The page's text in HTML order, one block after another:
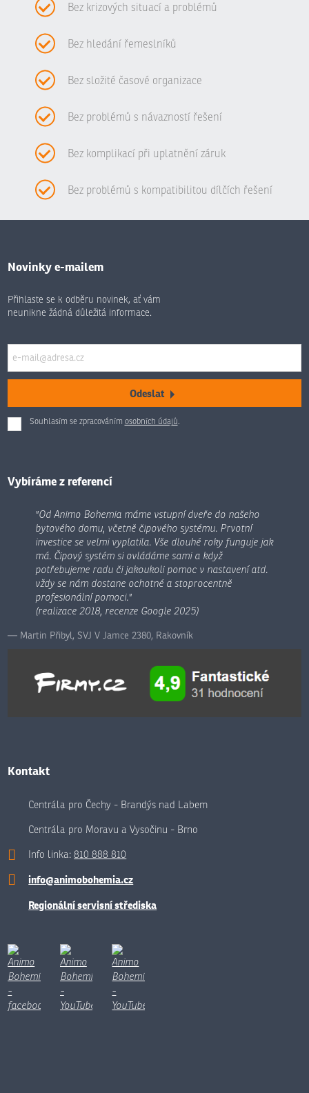
Bez krizových situací a problémů
Bez hledání řemeslníků
Bez složité časové organizace
Bez problémů s návazností řešení
Bez komplikací při uplatnění záruk
Bez problémů s kompatibilitou dílčích řešení
Novinky e-mailem
Přihlaste se k odběru novinek, ať vám
neunikne žádná důležitá informace.
Odeslat
Souhlasím se zpracováním osobních údajů.
Formulář
odeslat.
Vybíráme z referencí
"Od Animo Bohemia máme vstupní dveře do našeho
bytového domu, včetně čipového systému. Prvotní
investice se velmi vyplatila. Vše dlouhé roky funguje jak
má. Čipový systém si ovládáme sami a když
potřebujeme radu či jakoukoli pomoc v nastavení atd.
vždy se nám dostane ochotné a stoprocentně
profesionální pomoci."
(realizace 2018, recenze Google 2025)
Martin Přibyl, SVJ V Jamce 2380, Rakovník
Kontakt
Centrála pro Čechy - Brandýs nad Labem
Centrála pro Moravu a Vysočinu - Brno
Info linka:810 888 810
info@animobohemia.cz
Regionální servisní střediska